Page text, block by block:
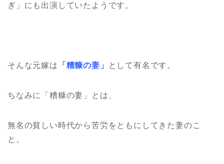
ぎ」にも出演していたようです。
そんな元嫁は 「糟糠の妻」 として有名です。
ちなみに「糟糠の妻」とは、
無名の貧しい時代から苦労をともにしてきた妻のこ
と。